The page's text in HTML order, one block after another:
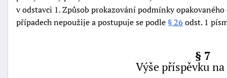
v odstavci 1. Způsob prokazování podmínky
případech nepoužije a postupuje se podle § 26 odst. 1
§ 7
Výše příspěvku